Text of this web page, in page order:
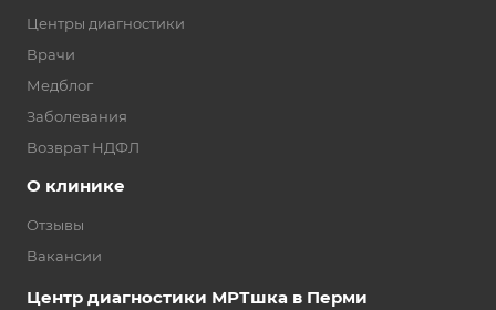
Центры диагностики
Врачи
Медблог
Заболевания
Возврат НДФЛ
О клинике
Отзывы
Вакансии
Центр диагностики МРТшка в Перми